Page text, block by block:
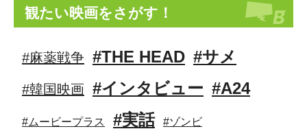
観たい映画をさがす！
#麻薬戦争 #THE HEAD #サメ
#韓国映画 #インタビュー #A24
#ムービープラス #実話 #ゾンビ